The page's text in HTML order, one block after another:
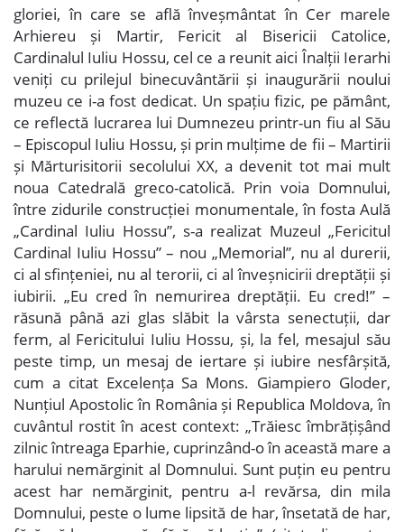
gloriei, în care se află înveșmântat în Cer marele
Arhiereu și Martir, Fericit al Bisericii Catolice,
Cardinalul Iuliu Hossu, cel ce a reunit aici Înalții Ierarhi
veniți cu prilejul binecuvântării și inaugurării noului
muzeu ce i-a fost dedicat. Un spațiu fizic, pe pământ,
ce reflectă lucrarea lui Dumnezeu printr-un fiu al Său
– Episcopul Iuliu Hossu, și prin mulțime de fii – Martirii
și Mărturisitorii secolului XX, a devenit tot mai mult
noua Catedrală greco-catolică. Prin voia Domnului,
între zidurile construcției monumentale, în fosta Aulă
„Cardinal Iuliu Hossu”, s-a realizat Muzeul „Fericitul
Cardinal Iuliu Hossu” – nou „Memorial”, nu al durerii,
ci al sfințeniei, nu al terorii, ci al înveșnicirii dreptății și
iubirii. „Eu cred în nemurirea dreptății. Eu cred!” –
răsună până azi glas slăbit la vârsta senectuții, dar
ferm, al Fericitului Iuliu Hossu, și, la fel, mesajul său
peste timp, un mesaj de iertare și iubire nesfârșită,
cum a citat Excelența Sa Mons. Giampiero Gloder,
Nunțiul Apostolic în România și Republica Moldova, în
cuvântul rostit în acest context: „Trăiesc îmbrățișând
zilnic întreaga Eparhie, cuprinzând-o în această mare a
harului nemărginit al Domnului. Sunt puțin eu pentru
acest har nemărginit, pentru a-l revărsa, din mila
Domnului, peste o lume lipsită de har, însetată de har,